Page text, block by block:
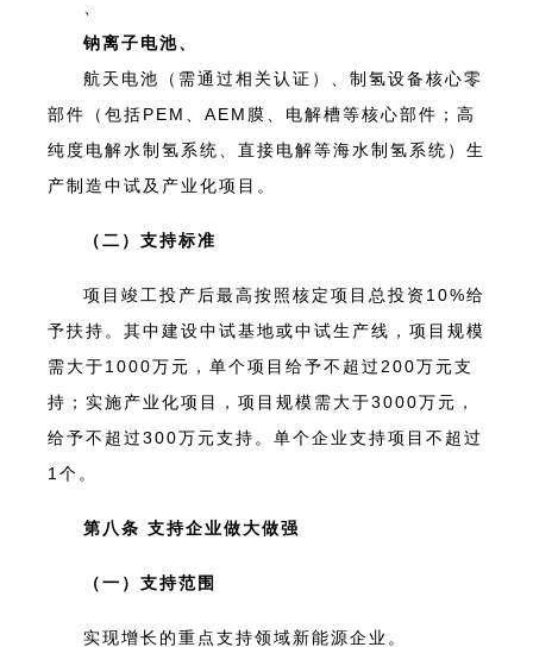
钠离子电池、
航天电池（需通过相关认证）、制氢设备核心零
部件（包括PEM、AEM膜、电解槽等核心部件；高
纯度电解水制氢系统、直接电解等海水制氢系统）生
产制造中试及产业化项目。
（二）支持标准
项目竣工投产后最高按照核定项目总投资10%给
予扶持。其中建设中试基地或中试生产线，项目规模
需大于1000万元，单个项目给予不超过200万元支
持；实施产业化项目，项目规模需大于3000万元，
给予不超过300万元支持。单个企业支持项目不超过
1个。
第八条 支持企业做大做强
（一）支持范围
实现增长的重点支持领域新能源企业。